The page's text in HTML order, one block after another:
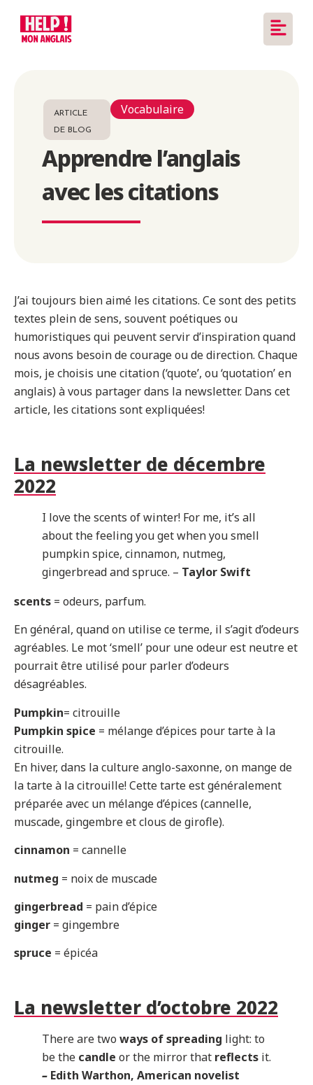
ARTICLE
DE BLOG
Vocabulaire
Apprendre l’anglais
avec les citations
J’ai toujours bien aimé les citations. Ce sont des petits
textes plein de sens, souvent poétiques ou
humoristiques qui peuvent servir d’inspiration quand
nous avons besoin de courage ou de direction. Chaque
mois, je choisis une citation (‘quote’, ou ‘quotation’ en
anglais) à vous partager dans la newsletter. Dans cet
article, les citations sont expliquées!
La newsletter de décembre
2022
I love the scents of winter! For me, it’s all
about the feeling you get when you smell
pumpkin spice, cinnamon, nutmeg,
gingerbread and spruce. – Taylor Swift
scents = odeurs, parfum.
En général, quand on utilise ce terme, il s’agit d’odeurs
agréables. Le mot ‘smell’ pour une odeur est neutre et
pourrait être utilisé pour parler d’odeurs
désagréables.
Pumpkin= citrouille
Pumpkin spice = mélange d’épices pour tarte à la
citrouille.
En hiver, dans la culture anglo-saxonne, on mange de
la tarte à la citrouille! Cette tarte est généralement
préparée avec un mélange d’épices (cannelle,
muscade, gingembre et clous de girofle).
cinnamon = cannelle
nutmeg = noix de muscade
gingerbread = pain d’épice
ginger = gingembre
spruce = épicéa
La newsletter d’octobre 2022
There are two ways of spreading light: to
be the candle or the mirror that reflects it.
– Edith Warthon, American novelist